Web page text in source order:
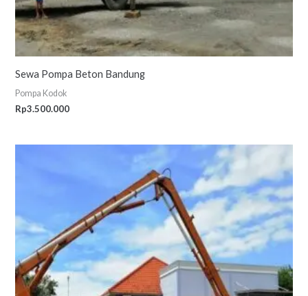
Sewa Pompa Beton Bandung
Pompa Kodok
Rp3.500.000